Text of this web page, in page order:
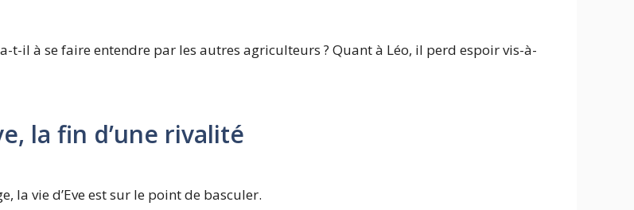
t-il à se faire entendre par les autres agriculteurs ? Quant à Léo, il perd espoir vis-à-
la fin d’une rivalité
la vie d’Eve est sur le point de basculer.